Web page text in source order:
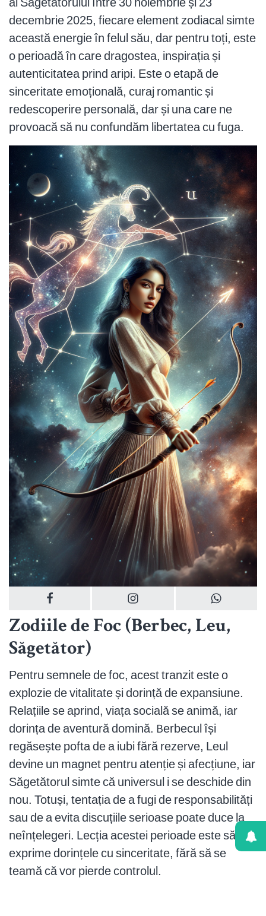
decembrie 2025, fiecare element zodiacal simte
această energie în felul său, dar pentru toți, este
o perioadă în care dragostea, inspirația și
autenticitatea prind aripi. Este o etapă de
sinceritate emoțională, curaj romantic și
redescoperire personală, dar și una care ne
provoacă să nu confundăm libertatea cu fuga.
Zodiile de Foc (Berbec, Leu,
Săgetător)
Pentru semnele de foc, acest tranzit este o
explozie de vitalitate și dorință de expansiune.
Relațiile se aprind, viața socială se animă, iar
dorința de aventură domină. Berbecul își
regăsește pofta de a iubi fără rezerve, Leul
devine un magnet pentru atenție și afecțiune, iar
Săgetătorul simte că universul i se deschide din
nou. Totuși, tentația de a fugi de responsabilități
sau de a evita discuțiile serioase poate duce la
neînțelegeri. Lecția acestei perioade este să-și
exprime dorințele cu sinceritate, fără să se
teamă că vor pierde controlul.